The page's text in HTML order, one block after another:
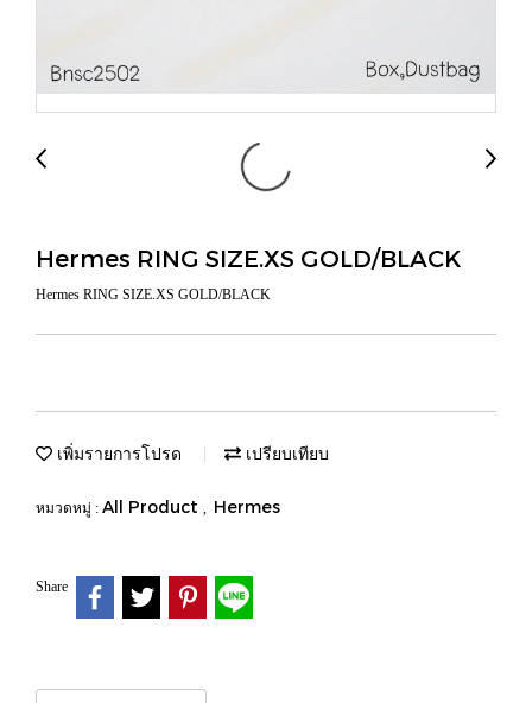
Hermes RING SIZE.XS GOLD/BLACK
Hermes RING SIZE.XS GOLD/BLACK
เพิ่มรายการโปรด เปรียบเทียบ
หมวดหมู่ : All Product , Hermes
Share